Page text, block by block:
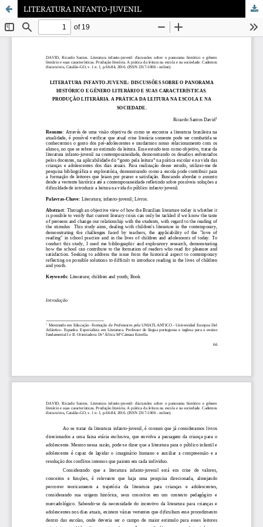
LITERATURA INFANTO-JUVENIL